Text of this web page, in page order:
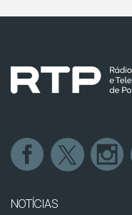
NOTÍCIAS